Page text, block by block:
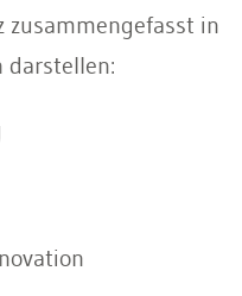
zusammengefasst in
darstellen: